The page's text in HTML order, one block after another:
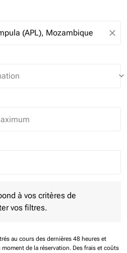
close
keyboard_arrow_down
trip Selected
à vos critères de
vos filtres.
au cours des dernières 48 heures et
de la réservation. Des frais et coûts